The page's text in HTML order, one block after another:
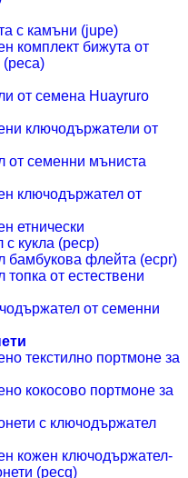
с камъни (jupe)
комплект бижута от
(peca)
от семена Huayruro
ключодържатели от
от семенни мъниста
ключодържател от
етнически
кукла (pecp)
бамбукова флейта (ecpr)
от естествени
от семенни
текстилно портмоне за
кокосово портмоне за
с ключодържател
кожен ключодържател-
(pecq)